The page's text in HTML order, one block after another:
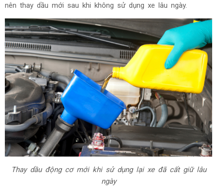
nên thay dầu mới sau khi không sử dụng xe lâu ngày.
Thay dầu động cơ mới khi sử dụng lại xe đã cất giữ lâu
ngày